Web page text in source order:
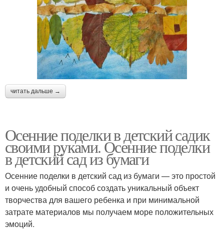
читать дальше →
Осенние поделки в детский садик
своими руками. Осенние поделки
в детский сад из бумаги
Осенние поделки в детский сад из бумаги — это простой
и очень удобный способ создать уникальный объект
творчества для вашего ребенка и при минимальной
затрате материалов мы получаем море положительных
эмоций.